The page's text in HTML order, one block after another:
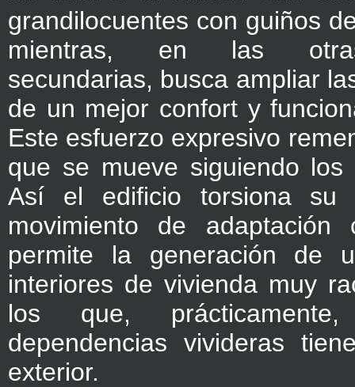
grandilocuentes con guiños
mientras, en las
secundarias, busca ampliar
de un mejor confort y
Este esfuerzo expresivo
que se mueve siguiendo
Así el edificio torsiona su
movimiento de adaptación
permite la generación de
interiores de vivienda muy
los que,
dependencias vivideras
exterior.